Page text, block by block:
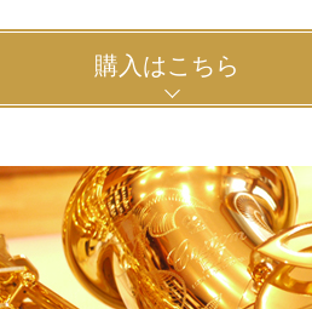
購入はこちら